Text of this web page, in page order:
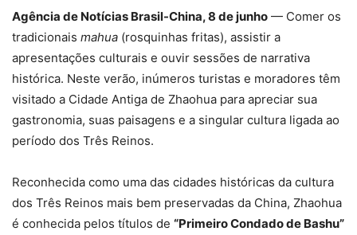
Agência de Notícias Brasil-China, 8 de junho — Comer os
tradicionais mahua (rosquinhas fritas), assistir a
apresentações culturais e ouvir sessões de narrativa
histórica. Neste verão, inúmeros turistas e moradores têm
visitado a Cidade Antiga de Zhaohua para apreciar sua
gastronomia, suas paisagens e a singular cultura ligada ao
período dos Três Reinos.
Reconhecida como uma das cidades históricas da cultura
dos Três Reinos mais bem preservadas da China, Zhaohua
é conhecida pelos títulos de “Primeiro Condado de Bashu”